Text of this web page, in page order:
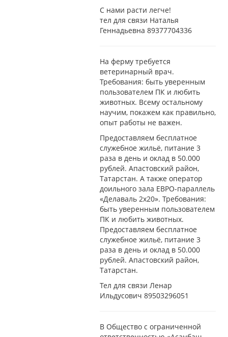
С нами расти легче!
тел для связи Наталья
Геннадьевна 89377704336
На ферму требуется
ветеринарный врач.
Требования: быть уверенным
пользователем ПК и любить
животных. Всему остальному
научим, покажем как правильно,
опыт работы не важен.
Предоставляем бесплатное
служебное жильё, питание 3
раза в день и оклад в 50.000
рублей. Апастовский район,
Татарстан. А также оператор
доильного зала ЕВРО-параллель
«Делаваль 2х20». Требования:
быть уверенным пользователем
ПК и любить животных.
Предоставляем бесплатное
служебное жильё, питание 3
раза в день и оклад в 50.000
рублей. Апастовский район,
Татарстан.
Тел для связи Ленар
Ильдусович 89503296051
В Общество с ограниченной